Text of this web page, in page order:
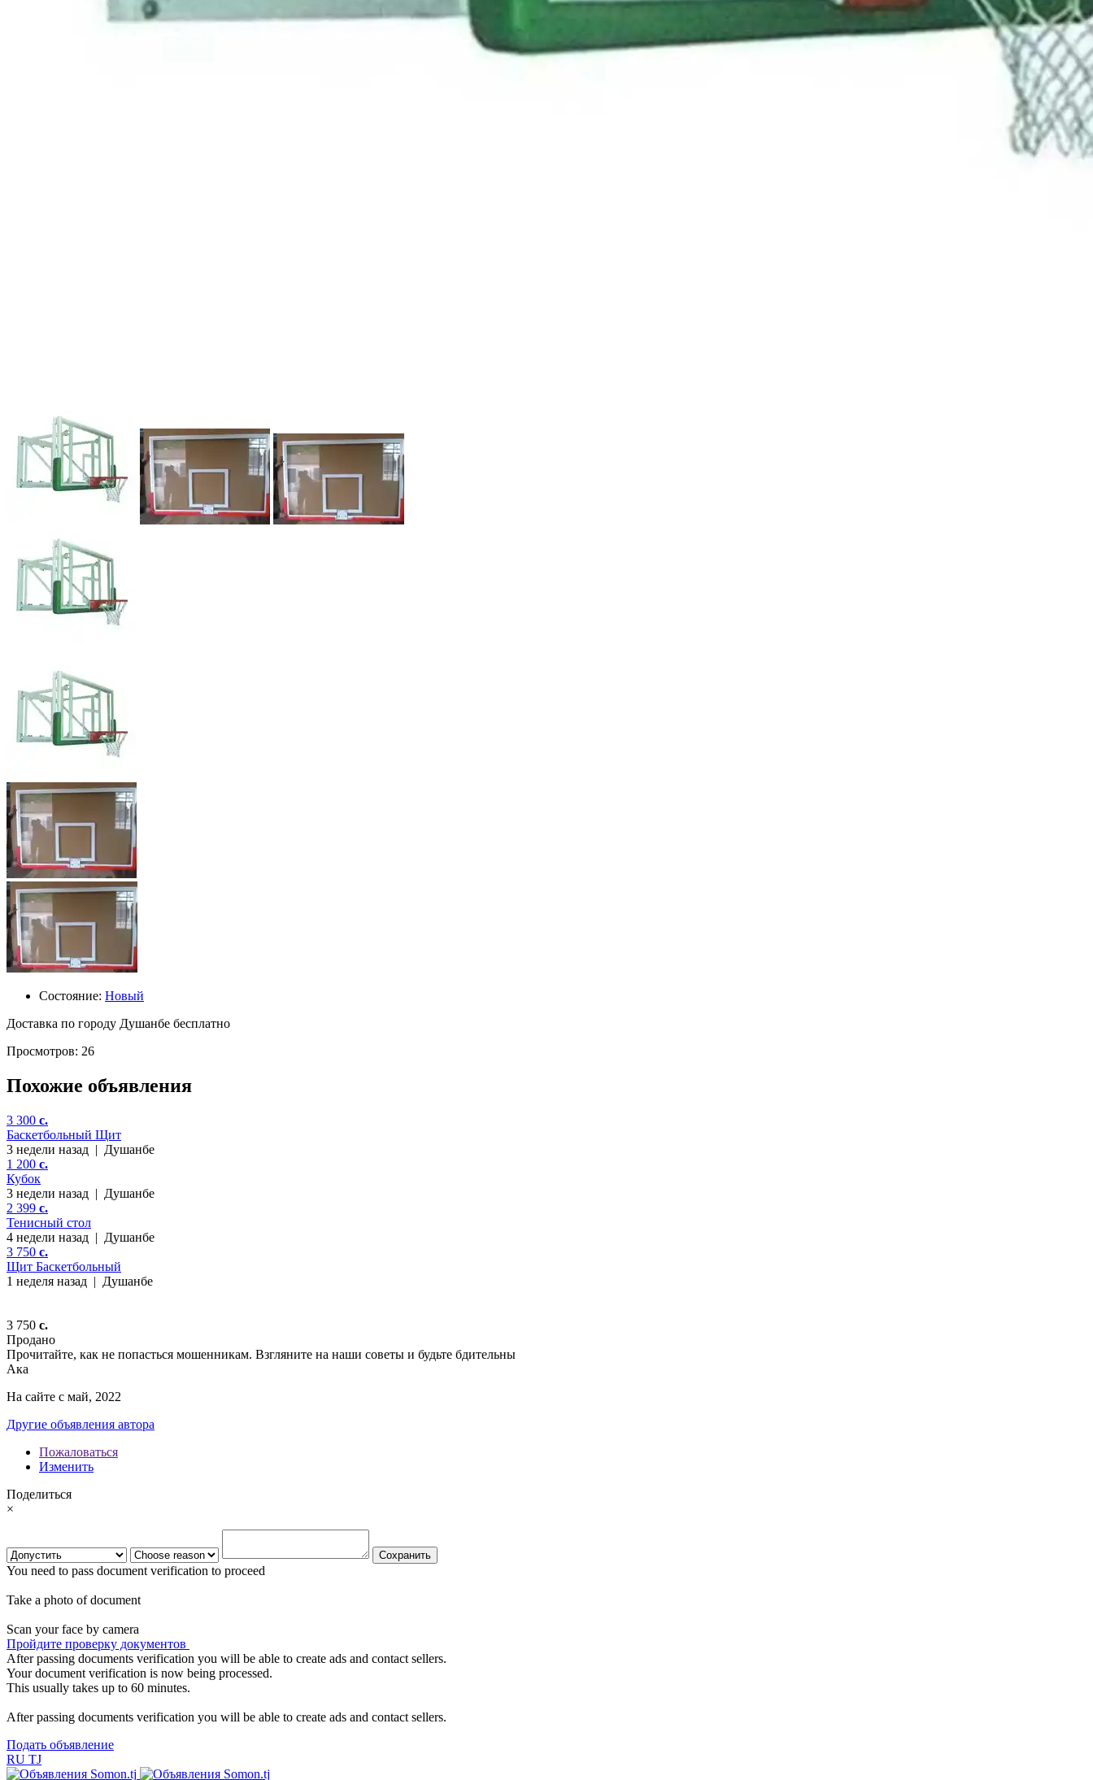
Состояние: Новый
Доставка по городу Душанбе бесплатно
Просмотров: 26
Похожие объявления
3 300 c.
Баскетбольный Щит
3 недели назад | Душанбе
1 200 c.
Кубок
3 недели назад | Душанбе
2 399 c.
Тенисный стол
4 недели назад | Душанбе
3 750 c.
Щит Баскетбольный
1 неделя назад | Душанбе
3 750 c.
Продано
Прочитайте, как не попасться мошенникам. Взгляните на наши советы и будьте бдительны
Ака
На сайте с май, 2022
Другие объявления автора
Пожаловаться
Изменить
Поделиться
×
You need to pass document verification to proceed
Take a photo of document
Scan your face by camera
Пройдите проверку документов
After passing documents verification you will be able to create ads and contact sellers.
Your document verification is now being processed.
This usually takes up to 60 minutes.
After passing documents verification you will be able to create ads and contact sellers.
Подать объявление
RU TJ